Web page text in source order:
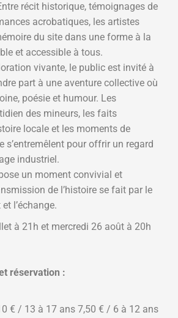
récit historique, témoignages de
acrobatiques, les artistes
du site dans une forme à la
et accessible à tous.
vivante, le public est invité à
part à une aventure collective où
poésie et humour. Les
des mineurs, les faits
locale et les moments de
s’entremêlent pour offrir un regard
industriel.
un moment convivial et
de l’histoire se fait par le
l’échange.
à 21h et mercredi 26 août à 20h
réservation :
€ / 13 à 17 ans 7,50 € / 6 à 12 ans